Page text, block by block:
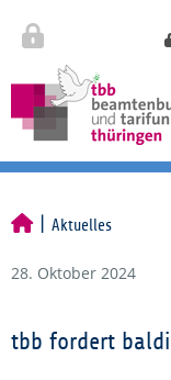
Aktuelles
28. Oktober 2024
tbb fordert